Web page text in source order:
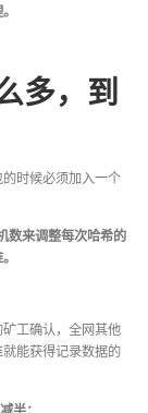
多，到
时候必须加入一个
数来调整每次哈希的
工确认，全网其他
能获得记录数据的